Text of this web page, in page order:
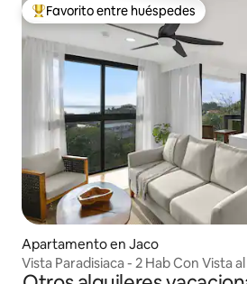
Favorito entre huéspedes preferido
Favorito entre huéspedes
Apartamento en Jaco
Vista Paradisiaca - 2 Hab Con Vista